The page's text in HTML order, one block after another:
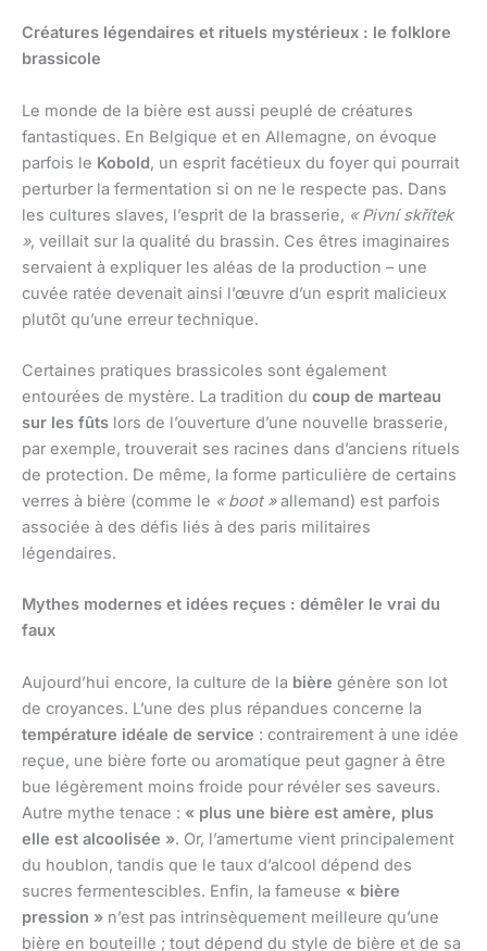
Créatures légendaires et rituels mystérieux : le folklore
brassicole
Le monde de la bière est aussi peuplé de créatures
fantastiques. En Belgique et en Allemagne, on évoque
parfois le Kobold, un esprit facétieux du foyer qui pourrait
perturber la fermentation si on ne le respecte pas. Dans
les cultures slaves, l’esprit de la brasserie, « Pivní skřítek
», veillait sur la qualité du brassin. Ces êtres imaginaires
servaient à expliquer les aléas de la production – une
cuvée ratée devenait ainsi l’œuvre d’un esprit malicieux
plutôt qu’une erreur technique.
Certaines pratiques brassicoles sont également
entourées de mystère. La tradition du coup de marteau
sur les fûts lors de l’ouverture d’une nouvelle brasserie,
par exemple, trouverait ses racines dans d’anciens rituels
de protection. De même, la forme particulière de certains
verres à bière (comme le « boot »allemand) est parfois
associée à des défis liés à des paris militaires
légendaires.
Mythes modernes et idées reçues : démêler le vrai du
faux
Aujourd’hui encore, la culture de la bière génère son lot
de croyances. L’une des plus répandues concerne la
température idéale de service : contrairement à une idée
reçue, une bière forte ou aromatique peut gagner à être
bue légèrement moins froide pour révéler ses saveurs.
Autre mythe tenace : « plus une bière est amère, plus
elle est alcoolisée ». Or, l’amertume vient principalement
du houblon, tandis que le taux d’alcool dépend des
sucres fermentescibles. Enfin, la fameuse « bière
pression » n’est pas intrinsèquement meilleure qu’une
bière en bouteille ; tout dépend du style de bière et de sa